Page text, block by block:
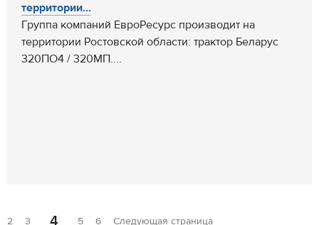
территории...
Группа компаний ЕвроРесурс производит на
территории Ростовской области: трактор Беларус
320ПО4 / 320МП....
2 3 4 5 6 Следующая страница